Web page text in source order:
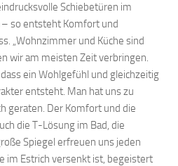
Schiebetüren im
so entsteht Komfort und
„Wohnzimmer und Küche sind
wir am meisten Zeit verbringen.
ein Wohlgefühl und gleichzeitig
entsteht. Man hat uns zu
geraten. Der Komfort und die
die T-Lösung im Bad, die
Spiegel erfreuen uns jeden
im Estrich versenkt ist, begeistert